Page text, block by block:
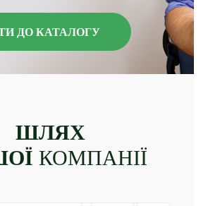
ДО КАТАЛОГУ
ШЛЯХ
КОМПАНІЇ